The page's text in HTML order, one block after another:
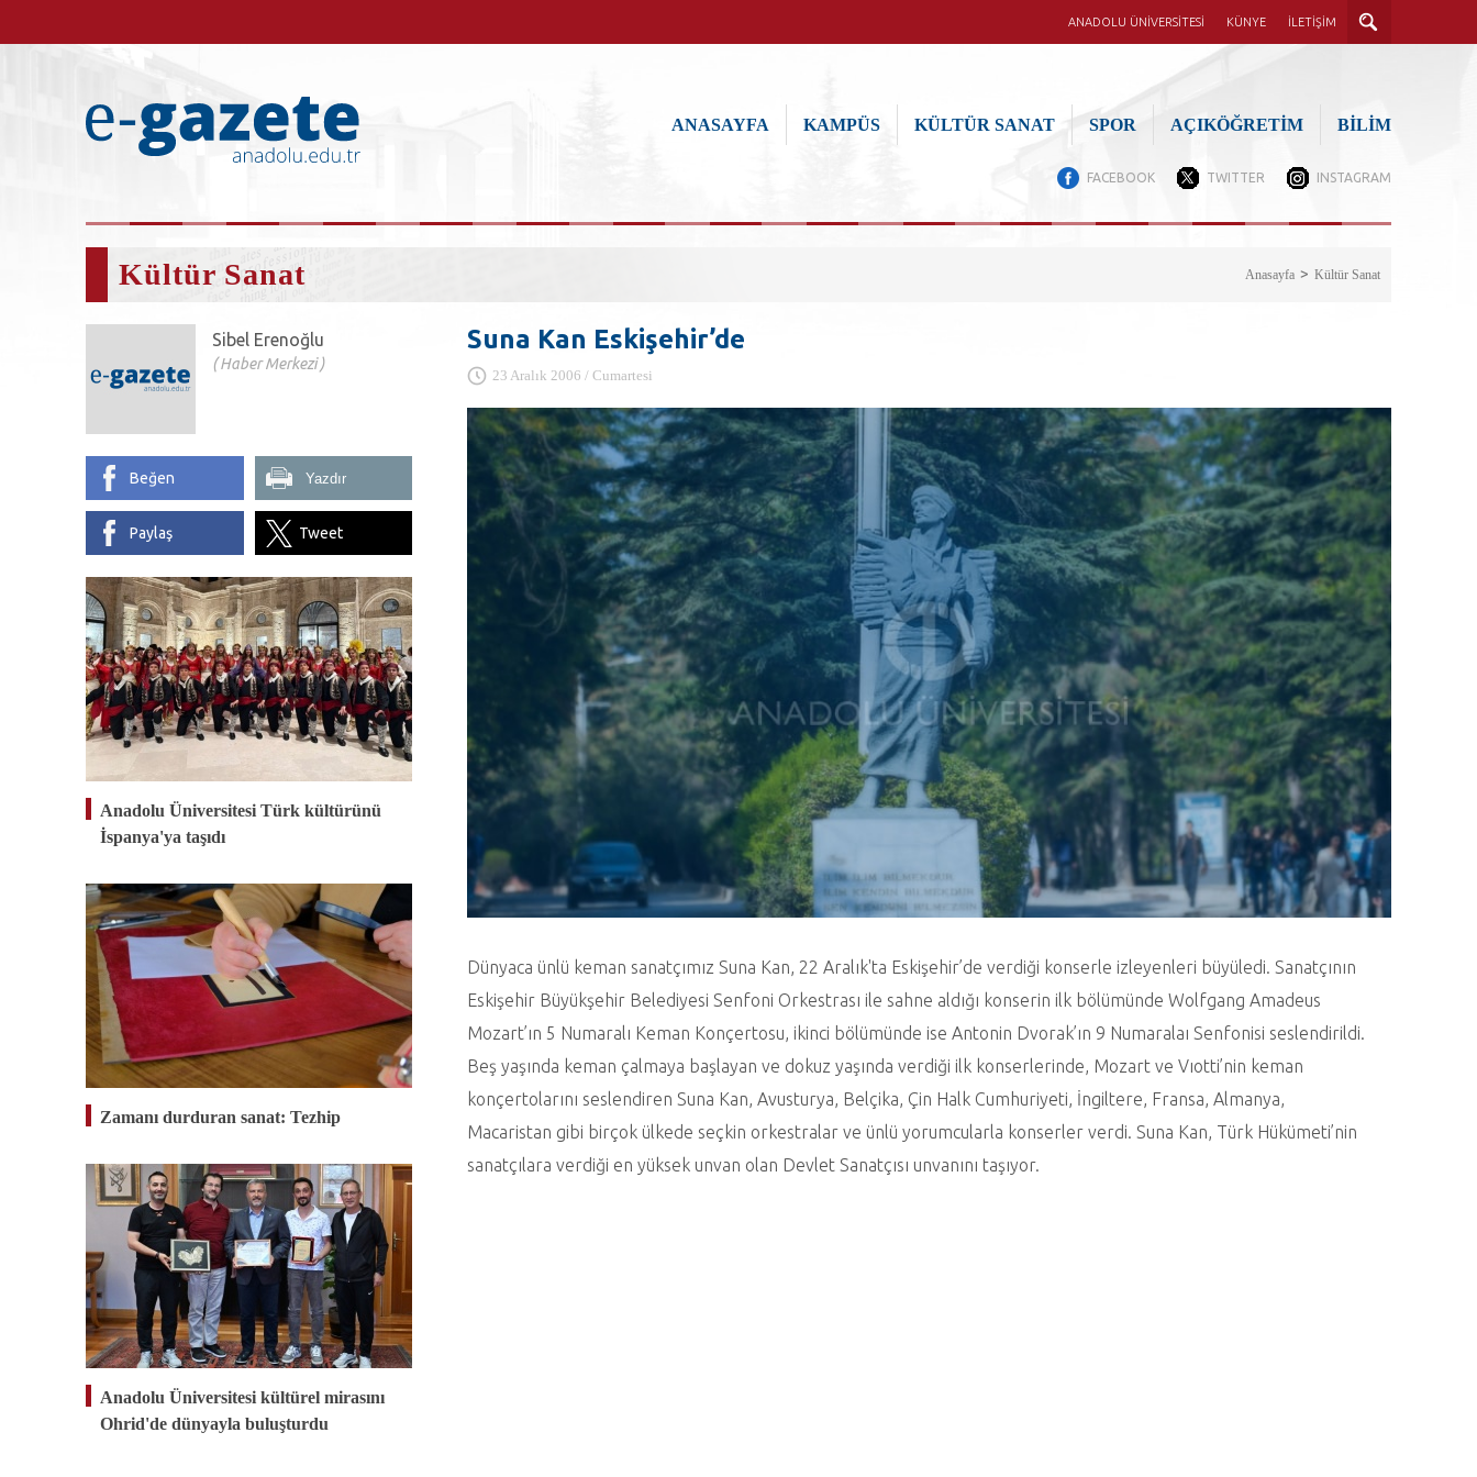
ANADOLU ÜNİVERSİTESİ KÜNYE İLETİŞİM
ANASAYFA KAMPÜS KÜLTÜR SANAT SPOR AÇIKÖĞRETİM BİLİM
FACEBOOK TWITTER INSTAGRAM
Kültür Sanat Anasayfa Kültür Sanat
Suna Kan Eskişehir’de
23 Aralık 2006 / Cumartesi
Dünyaca ünlü keman sanatçımız Suna Kan, 22 Aralık'ta Eskişehir’de verdiği konserle izleyenleri büyüledi. Sanatçının
Eskişehir Büyükşehir Belediyesi Senfoni Orkestrası ile sahne aldığı konserin ilk bölümünde Wolfgang Amadeus
Mozart’ın 5 Numaralı Keman Konçertosu, ikinci bölümünde ise Antonin Dvorak’ın 9 Numaralaı Senfonisi seslendirildi.
Beş yaşında keman çalmaya başlayan ve dokuz yaşında verdiği ilk konserlerinde, Mozart ve Vıotti’nin keman
konçertolarını seslendiren Suna Kan, Avusturya, Belçika, Çin Halk Cumhuriyeti, İngiltere, Fransa, Almanya,
Macaristan gibi birçok ülkede seçkin orkestralar ve ünlü yorumcularla konserler verdi. Suna Kan, Türk Hükümeti’nin
sanatçılara verdiği en yüksek unvan olan Devlet Sanatçısı unvanını taşıyor.
Sibel Erenoğlu
Haber Merkezi
Beğen Yazdır
Paylaş Tweet
Anadolu Üniversitesi Türk kültürünü
İspanya'ya taşıdı
Zamanı durduran sanat: Tezhip
Anadolu Üniversitesi kültürel mirasını
Ohrid'de dünyayla buluşturdu